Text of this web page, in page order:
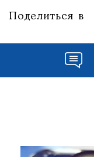
Поделиться в